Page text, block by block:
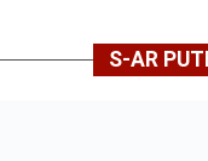
S-AR